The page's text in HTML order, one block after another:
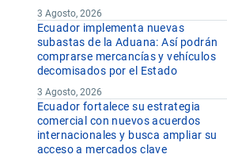
3 Agosto, 2026
Ecuador implementa nuevas
subastas de la Aduana: Así podrán
comprarse mercancías y vehículos
decomisados por el Estado
3 Agosto, 2026
Ecuador fortalece su estrategia
comercial con nuevos acuerdos
internacionales y busca ampliar su
acceso a mercados clave